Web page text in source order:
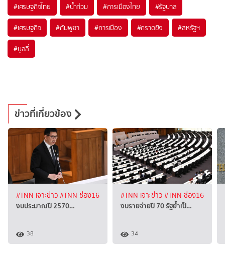
#เศรษฐกิจไทย #น้ำท่วม #การเมืองไทย #รัฐบาล
#เศรษฐกิจ #กัมพูชา #การเมือง #กราดยิง #สหรัฐฯ
#บูลลี่
ข่าวที่เกี่ยวข้อง
#TNN เจาะข่าว#TNN ช่อง16
งบประมาณปี 2570…
38
#TNN เจาะข่าว#TNN ช่อง16
งบรายจ่ายปี 70 รัฐย้ำเป็…
34